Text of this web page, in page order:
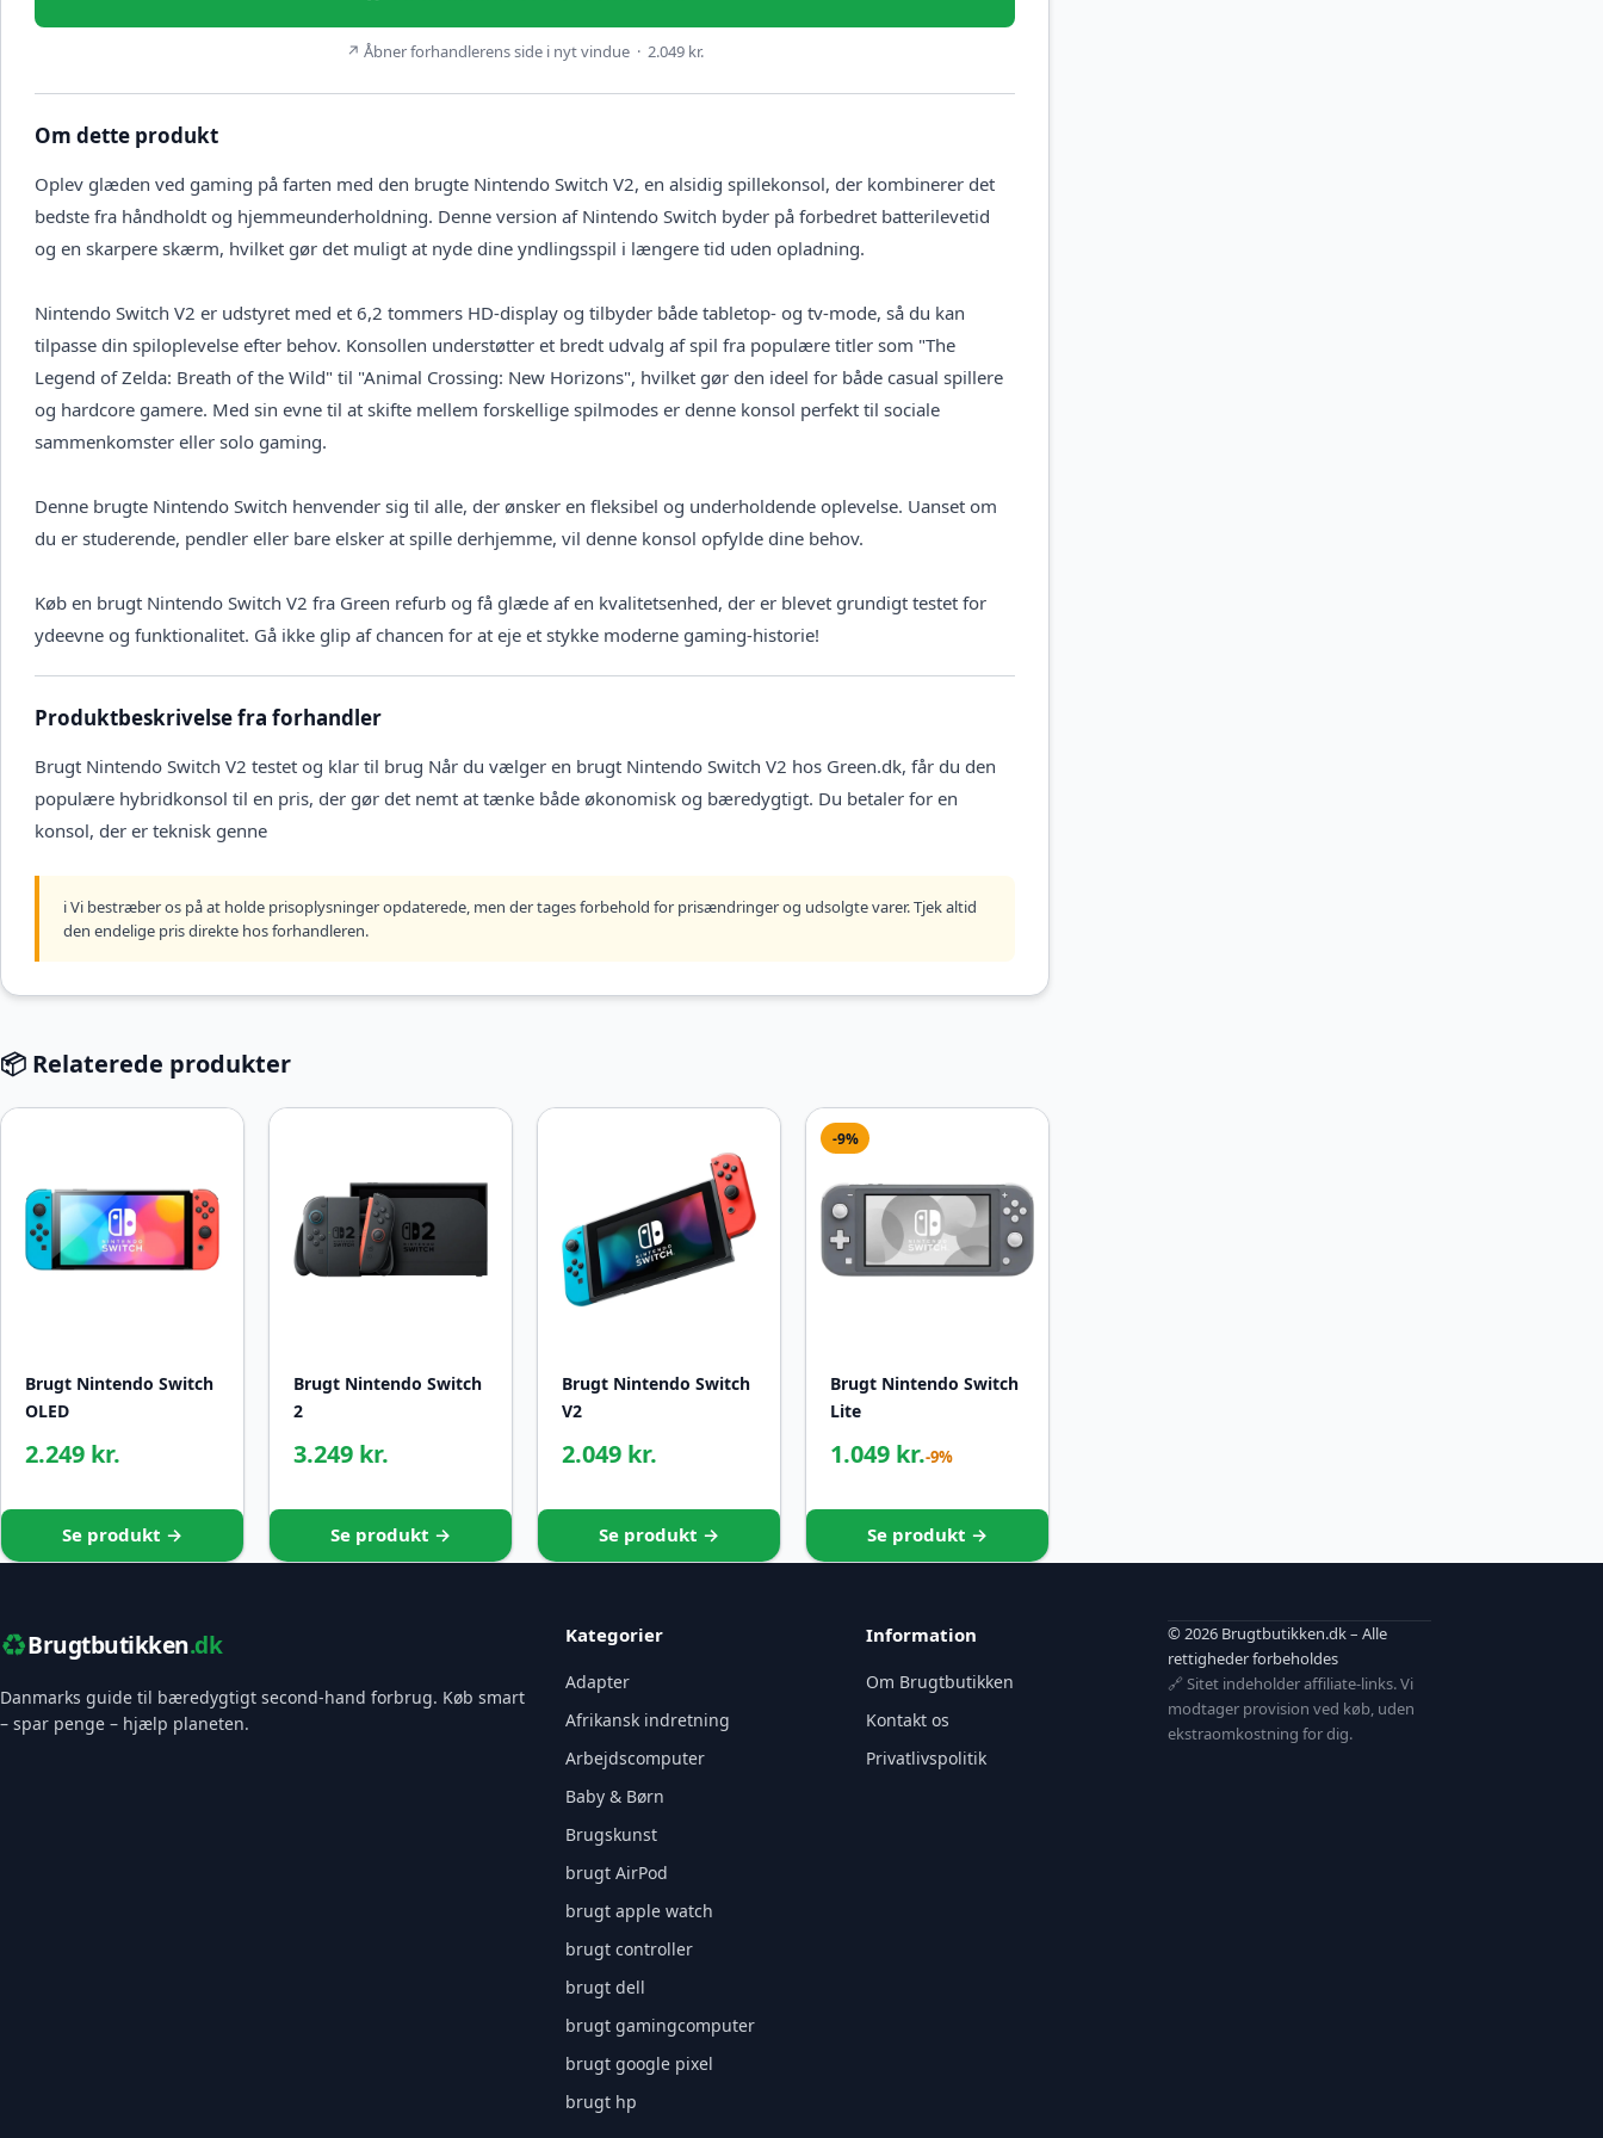
↗ Åbner forhandlerens side i nyt vindue · 2.049 kr.
Om dette produkt
Oplev glæden ved gaming på farten med den brugte Nintendo Switch V2, en alsidig spillekonsol, der kombinerer det
bedste fra håndholdt og hjemmeunderholdning. Denne version af Nintendo Switch byder på forbedret batterilevetid
og en skarpere skærm, hvilket gør det muligt at nyde dine yndlingsspil i længere tid uden opladning.
Nintendo Switch V2 er udstyret med et 6,2 tommers HD-display og tilbyder både tabletop- og tv-mode, så du kan
tilpasse din spiloplevelse efter behov. Konsollen understøtter et bredt udvalg af spil fra populære titler som "The
Legend of Zelda: Breath of the Wild" til "Animal Crossing: New Horizons", hvilket gør den ideel for både casual spillere
og hardcore gamere. Med sin evne til at skifte mellem forskellige spilmodes er denne konsol perfekt til sociale
sammenkomster eller solo gaming.
Denne brugte Nintendo Switch henvender sig til alle, der ønsker en fleksibel og underholdende oplevelse. Uanset om
du er studerende, pendler eller bare elsker at spille derhjemme, vil denne konsol opfylde dine behov.
Køb en brugt Nintendo Switch V2 fra Green refurb og få glæde af en kvalitetsenhed, der er blevet grundigt testet for
ydeevne og funktionalitet. Gå ikke glip af chancen for at eje et stykke moderne gaming-historie!
Produktbeskrivelse fra forhandler
Brugt Nintendo Switch V2 testet og klar til brug Når du vælger en brugt Nintendo Switch V2 hos Green.dk, får du den
populære hybridkonsol til en pris, der gør det nemt at tænke både økonomisk og bæredygtigt. Du betaler for en
konsol, der er teknisk genne
ℹ️ Vi bestræber os på at holde prisoplysninger opdaterede, men der tages forbehold for prisændringer og udsolgte varer. Tjek altid
den endelige pris direkte hos forhandleren.
📦 Relaterede produkter
Brugt Nintendo Switch
OLED
2.249 kr.
Se produkt →
Brugt Nintendo Switch
2
3.249 kr.
Se produkt →
Brugt Nintendo Switch
V2
2.049 kr.
Se produkt →
-9%
Brugt Nintendo Switch
Lite
1.049 kr.-9%
Se produkt →
♻️Brugtbutikken.dk
Danmarks guide til bæredygtigt second-hand forbrug. Køb smart
– spar penge – hjælp planeten.
Kategorier
Adapter
Afrikansk indretning
Arbejdscomputer
Baby & Børn
Brugskunst
brugt AirPod
brugt apple watch
brugt controller
brugt dell
brugt gamingcomputer
brugt google pixel
brugt hp
Information
Om Brugtbutikken
Kontakt os
Privatlivspolitik
© 2026 Brugtbutikken.dk – Alle
rettigheder forbeholdes
🔗 Sitet indeholder affiliate-links. Vi
modtager provision ved køb, uden
ekstraomkostning for dig.